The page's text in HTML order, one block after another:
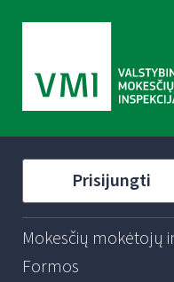
Prisijungti
Mokesčių mokėtojų
Formos